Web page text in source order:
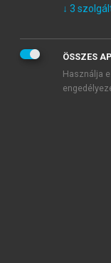
↓ 3
ÖSSZES
Használja